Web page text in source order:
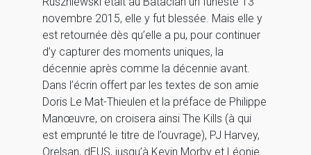
novembre 2015, elle y fut blessée. Mais elle y
est retournée dès qu’elle a pu, pour continuer
d’y capturer des moments uniques, la
décennie après comme la décennie avant.
Dans l’écrin offert par les textes de son amie
Doris Le Mat-Thieulen et la préface de Philippe
Manœuvre, on croisera ainsi The Kills (à qui
est emprunté le titre de l’ouvrage), PJ Harvey,
Orelsan, dEUS, jusqu’à Kevin Morby et Léonie